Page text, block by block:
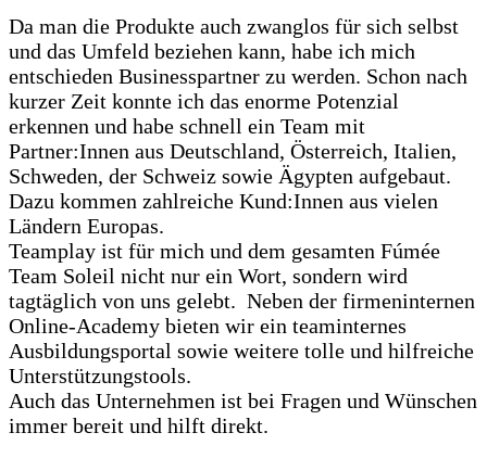
Da man die Produkte auch zwanglos für sich selbst
und das Umfeld beziehen kann, habe ich mich
entschieden Businesspartner zu werden. Schon nach
kurzer Zeit konnte ich das enorme Potenzial
erkennen und habe schnell ein Team mit
Partner:Innen aus Deutschland, Österreich, Italien,
Schweden, der Schweiz sowie Ägypten aufgebaut.
Dazu kommen zahlreiche Kund:Innen aus vielen
Ländern Europas.
Teamplay ist für mich und dem gesamten Fúmée
Team Soleil nicht nur ein Wort, sondern wird
tagtäglich von uns gelebt. Neben der firmeninternen
Online-Academy bieten wir ein teaminternes
Ausbildungsportal sowie weitere tolle und hilfreiche
Unterstützungstools.
Auch das Unternehmen ist bei Fragen und Wünschen
immer bereit und hilft direkt.